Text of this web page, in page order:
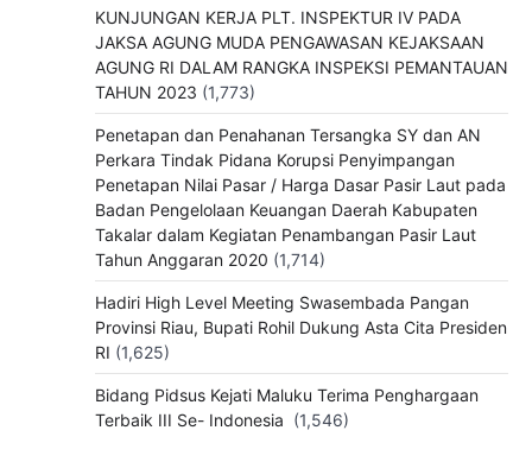
KUNJUNGAN KERJA PLT. INSPEKTUR IV PADA
JAKSA AGUNG MUDA PENGAWASAN KEJAKSAAN
AGUNG RI DALAM RANGKA INSPEKSI PEMANTAUAN
TAHUN 2023 (1,773)
Penetapan dan Penahanan Tersangka SY dan AN
Perkara Tindak Pidana Korupsi Penyimpangan
Penetapan Nilai Pasar / Harga Dasar Pasir Laut pada
Badan Pengelolaan Keuangan Daerah Kabupaten
Takalar dalam Kegiatan Penambangan Pasir Laut
Tahun Anggaran 2020 (1,714)
Hadiri High Level Meeting Swasembada Pangan
Provinsi Riau, Bupati Rohil Dukung Asta Cita Presiden
RI (1,625)
Bidang Pidsus Kejati Maluku Terima Penghargaan
Terbaik III Se- Indonesia (1,546)